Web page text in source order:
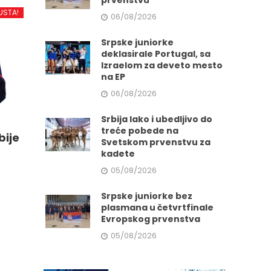
06/08/2026
Srpske juniorke
deklasirale Portugal, sa
Izraelom za deveto mesto
na EP
06/08/2026
Srbija lako i ubedljivo do
treće pobede na
Svetskom prvenstvu za
kadete
05/08/2026
Srpske juniorke bez
plasmana u četvrtfinale
Evropskog prvenstva
05/08/2026